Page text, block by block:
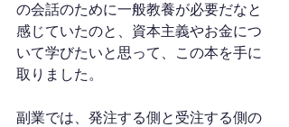
の会話のために一般教養が必要だなと
感じていたのと、資本主義やお金につ
いて学びたいと思って、この本を手に
取りました。
副業では、発注する側と受注する側の